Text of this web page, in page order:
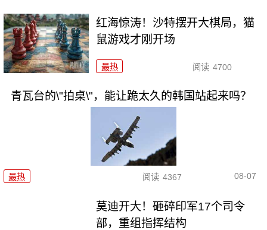
红海惊涛！沙特摆开大棋局，猫
鼠游戏才刚开场
最热 阅读 4700
青瓦台的\"拍桌\"，能让跪太久的韩国站起来吗？
最热 阅读 4367 08-07
莫迪开大！砸碎印军17个司令
部，重组指挥结构